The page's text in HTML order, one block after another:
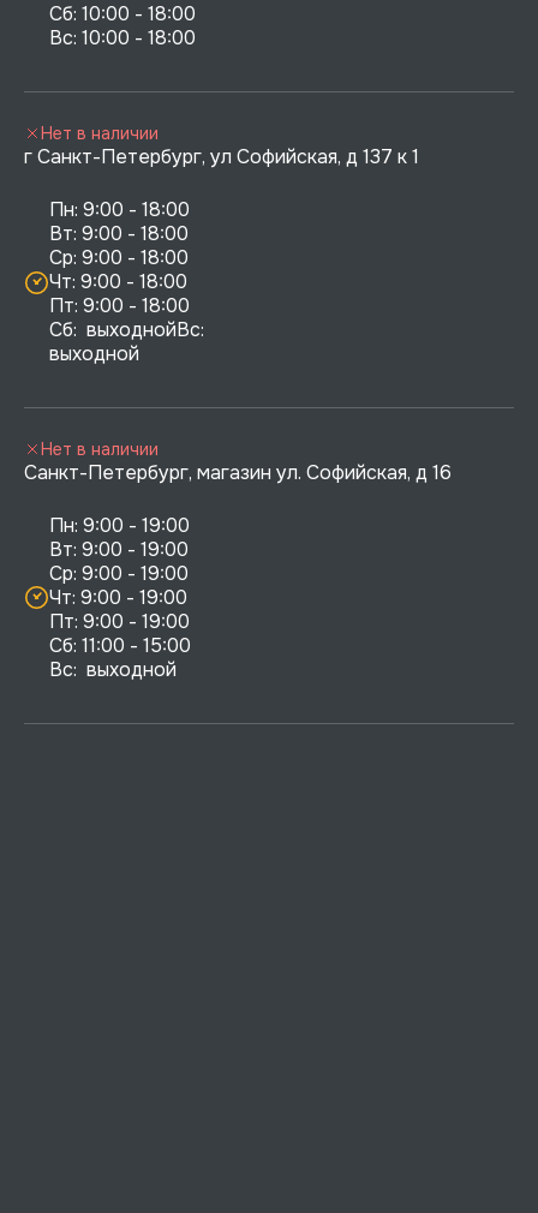
Сб: 10:00 - 18:00
г Санкт-Петербург, ул Софийская, д 137 к 1
Пн: 9:00 - 18:00
Вт: 9:00 - 18:00
Ср: 9:00 - 18:00
Чт: 9:00 - 18:00
Пт: 9:00 - 18:00
Сб:  выходнойВс:
выходной
Нет в наличии
Санкт-Петербург, магазин ул. Софийская, д 16
Пн: 9:00 - 19:00
Вт: 9:00 - 19:00
Ср: 9:00 - 19:00
Чт: 9:00 - 19:00
Пт: 9:00 - 19:00
Сб: 11:00 - 15:00
Вс:  выходной
Нет в наличии